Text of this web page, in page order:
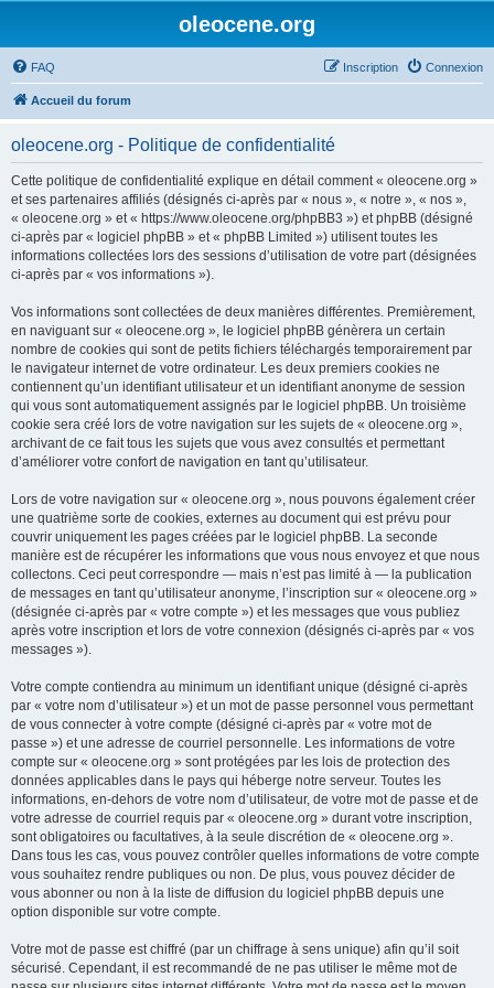
oleocene.org
FAQ Connexion
Inscription
Accueil du forum
oleocene.org - Politique de confidentialité
Cette politique de confidentialité explique en détail comment « oleocene.org »
et ses partenaires affiliés (désignés ci-après par « nous », « notre », « nos »,
« oleocene.org » et « https://www.oleocene.org/phpBB3 ») et phpBB (désigné
ci-après par « logiciel phpBB » et « phpBB Limited ») utilisent toutes les
informations collectées lors des sessions d’utilisation de votre part (désignées
ci-après par « vos informations »).
Vos informations sont collectées de deux manières différentes. Premièrement,
en naviguant sur « oleocene.org », le logiciel phpBB génèrera un certain
nombre de cookies qui sont de petits fichiers téléchargés temporairement par
le navigateur internet de votre ordinateur. Les deux premiers cookies ne
contiennent qu’un identifiant utilisateur et un identifiant anonyme de session
qui vous sont automatiquement assignés par le logiciel phpBB. Un troisième
cookie sera créé lors de votre navigation sur les sujets de « oleocene.org »,
archivant de ce fait tous les sujets que vous avez consultés et permettant
d’améliorer votre confort de navigation en tant qu’utilisateur.
Lors de votre navigation sur « oleocene.org », nous pouvons également créer
une quatrième sorte de cookies, externes au document qui est prévu pour
couvrir uniquement les pages créées par le logiciel phpBB. La seconde
manière est de récupérer les informations que vous nous envoyez et que nous
collectons. Ceci peut correspondre — mais n’est pas limité à — la publication
de messages en tant qu’utilisateur anonyme, l’inscription sur « oleocene.org »
(désignée ci-après par « votre compte ») et les messages que vous publiez
après votre inscription et lors de votre connexion (désignés ci-après par « vos
messages »).
Votre compte contiendra au minimum un identifiant unique (désigné ci-après
par « votre nom d’utilisateur ») et un mot de passe personnel vous permettant
de vous connecter à votre compte (désigné ci-après par « votre mot de
passe ») et une adresse de courriel personnelle. Les informations de votre
compte sur « oleocene.org » sont protégées par les lois de protection des
données applicables dans le pays qui héberge notre serveur. Toutes les
informations, en-dehors de votre nom d’utilisateur, de votre mot de passe et de
votre adresse de courriel requis par « oleocene.org » durant votre inscription,
sont obligatoires ou facultatives, à la seule discrétion de « oleocene.org ».
Dans tous les cas, vous pouvez contrôler quelles informations de votre compte
vous souhaitez rendre publiques ou non. De plus, vous pouvez décider de
vous abonner ou non à la liste de diffusion du logiciel phpBB depuis une
option disponible sur votre compte.
Votre mot de passe est chiffré (par un chiffrage à sens unique) afin qu’il soit
sécurisé. Cependant, il est recommandé de ne pas utiliser le même mot de